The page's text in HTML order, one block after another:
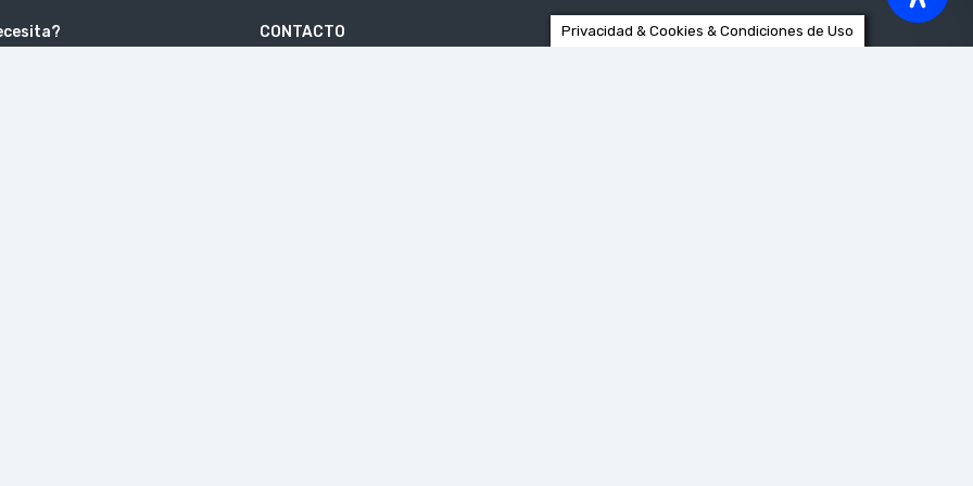
CONTACTO Privacidad & Cookies & Condiciones de Uso